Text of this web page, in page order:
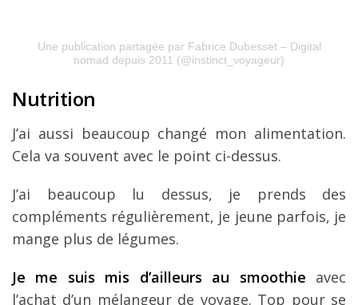
Une publication partagée par Fabrice Dubesset – Digital
nomad depuis 2011 (@instinct_voyageur)
Nutrition
J’ai aussi beaucoup changé mon alimentation.
Cela va souvent avec le point ci-dessus.
J’ai beaucoup lu dessus, je prends des
compléments régulièrement, je jeune parfois, je
mange plus de légumes.
Je me suis mis d’ailleurs au smoothie avec
l’achat d’un mélangeur de voyage. Top pour se